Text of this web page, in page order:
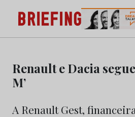
content
Briefing: Todas as notícias
Marketing e da Publicidade
Renault e Dacia
M’
A Renault Gest,